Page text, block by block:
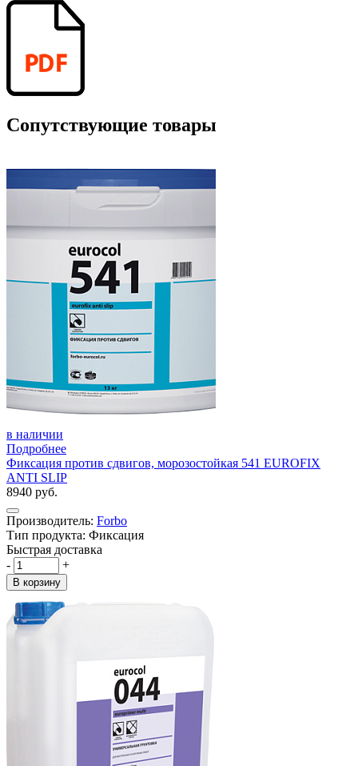
Сопутствующие товары
в наличии
Подробнее
Фиксация против сдвигов, морозостойкая 541 EUROFIX
ANTI SLIP
8940 руб.
Производитель: Forbo
Тип продукта: Фиксация
Быстрая доставка
-
+
В корзину